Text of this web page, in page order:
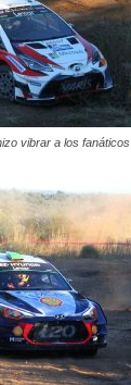
vibrar a los fanáticos